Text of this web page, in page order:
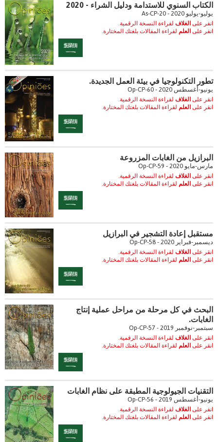
الكتاب السنوي للاستدامة ودليل الشراء - 2020
يوليو-يوليو 2020 - As-CP-20
انقر على الغلاف لقراءة النسخة الرقمية.
انقر على العلم لقراءة المقالات بلغتك المختارة.
تطور التكنولوجيا في بيئة العمل الجديدة.
يونيو-أغسطس 2020 - Op-CP-60
انقر على الغلاف لقراءة النسخة الرقمية.
انقر على العلم لقراءة المقالات بلغتك المختارة.
البرازيل من الغابات المزروعة
مارس-مايو 2020 - Op-CP-59
انقر على الغلاف لقراءة النسخة الرقمية.
انقر على العلم لقراءة المقالات بلغتك المختارة.
مستقبل إعادة التشجير في البرازيل
ديسمبر-فبراير 2020 - Op-CP-58
انقر على الغلاف لقراءة النسخة الرقمية.
انقر على العلم لقراءة المقالات بلغتك المختارة.
البحث في كل مرحلة من مراحل عملية إنتاج
الغابات.
سبتمبر-نوفمبر 2019 - Op-CP-57
انقر على الغلاف لقراءة النسخة الرقمية.
انقر على العلم لقراءة المقالات بلغتك المختارة.
التقنيات الجيولوجية المطبقة على نظام الغابات
يونيو-أغسطس 2019 - Op-CP-56
انقر على الغلاف لقراءة النسخة الرقمية.
انقر على العلم لقراءة المقالات بلغتك المختارة.